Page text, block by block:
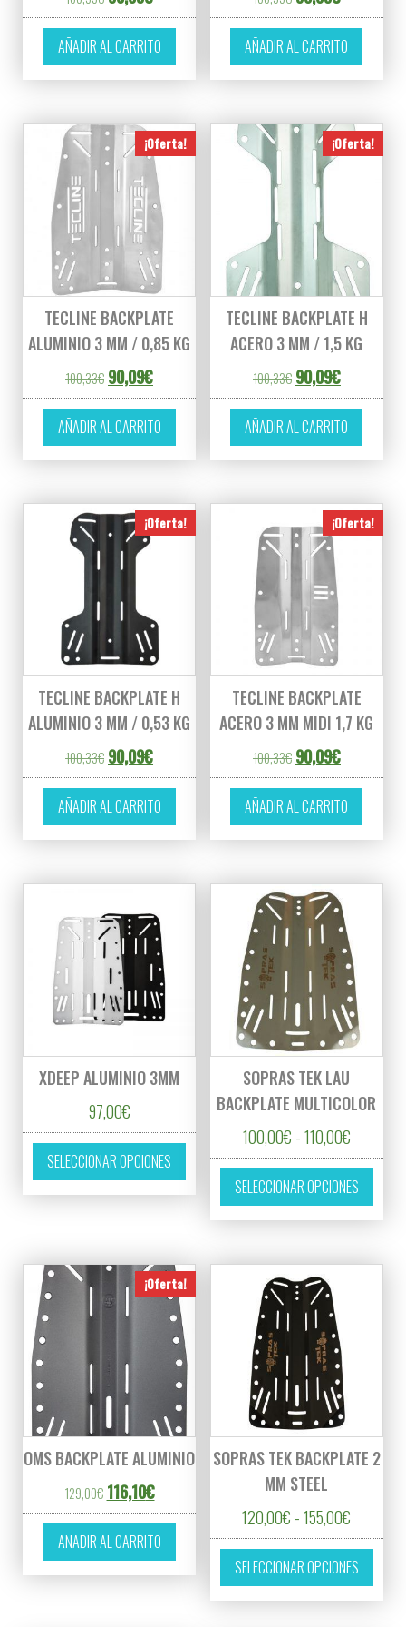
AÑADIR AL CARRITO AÑADIR AL CARRITO
¡Oferta!
TECLINE BACKPLATE
ALUMINIO 3 MM / 0,85 KG
100,33€ El precio original era: 100,33€.
90,09€El precio actual es: 90,09€.
AÑADIR AL CARRITO
¡Oferta!
TECLINE BACKPLATE H
ACERO 3 MM / 1,5 KG
100,33€ El precio original
90,09€El precio
AÑADIR AL CARRITO
¡Oferta!
TECLINE BACKPLATE H
ALUMINIO 3 MM / 0,53 KG
100,33€ El precio original era: 100,33€.
90,09€El precio actual es: 90,09€.
AÑADIR AL CARRITO
¡Oferta!
TECLINE BACKPLATE
ACERO 3 MM MIDI 1,7 KG
100,33€ El precio original
90,09€El precio
AÑADIR AL CARRITO
XDEEP ALUMINIO 3MM
97,00€
SELECCIONAR OPCIONES
Este producto tiene múltiples variantes.
SOPRAS TEK LAU
BACKPLATE MULTICOLOR
100,00€ -110,00€Rango
SELECCIONAR OPCIONES
Este
¡Oferta!
OMS BACKPLATE ALUMINIO
129,00€ El precio original era: 129,00€.
116,10€El precio actual es: 116,10€.
AÑADIR AL CARRITO
SOPRAS TEK BACKPLATE 2
MM STEEL
120,00€ - 155,00€
SELECCIONAR OPCIONES
Este